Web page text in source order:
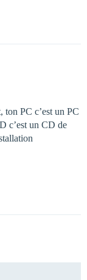
ton PC c’est un PC
c’est un CD de